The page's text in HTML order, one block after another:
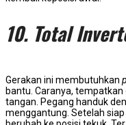
10. Total
Gerakan ini membutuhkan
bantu. Caranya,
tangan. Pegang handuk
menggantung. Setelah